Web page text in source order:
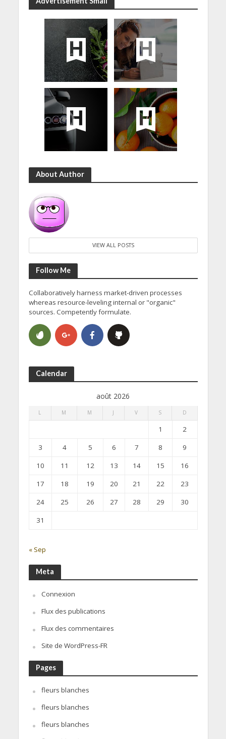
About Author
VIEW ALL POSTS
Follow Me
Collaboratively harness market-driven processes
whereas resource-leveling internal or "organic"
sources. Competently formulate.
Calendar
août 2026
L M M J V S D
1
2
3
4 5 6 7 8
9
10
11 12 13 14 15
16
17
18 19 20 21 22
23
24
25 26 27 28 29
30
31
« Sep
Meta
Connexion
Flux des publications
Flux des commentaires
Site de WordPress-FR
Pages
fleurs blanches
fleurs blanches
fleurs blanches